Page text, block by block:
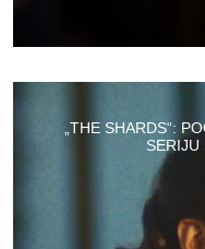
„THE SHARDS“:
SERIJU